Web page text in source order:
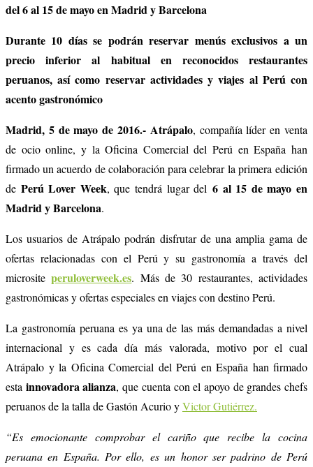
del 6 al 15 de mayo en Madrid y Barcelona
Durante 10 días se podrán reservar menús exclusivos a un
precio inferior al habitual en reconocidos restaurantes
peruanos, así como reservar actividades y viajes al Perú con
acento gastronómico
Madrid, 5 de mayo de 2016.- Atrápalo, compañía líder en venta
de ocio online, y la Oficina Comercial del Perú en España han
firmado un acuerdo de colaboración para celebrar la primera edición
de Perú Lover Week, que tendrá lugar del 6 al 15 de mayo en
Madrid y Barcelona.
Los usuarios de Atrápalo podrán disfrutar de una amplia gama de
ofertas relacionadas con el Perú y su gastronomía a través del
micrositeperuloverweek.es. Más de 30 restaurantes, actividades
gastronómicas y ofertas especiales en viajes con destino Perú.
La gastronomía peruana es ya una de las más demandadas a nivel
internacional y es cada día más valorada, motivo por el cual
Atrápalo y la Oficina Comercial del Perú en España han firmado
esta innovadora alianza, que cuenta con el apoyo de grandes chefs
peruanos de la talla de Gastón Acurio yVictor Gutiérrez.
“Es emocionante comprobar el cariño que recibe la cocina
peruana en España. Por ello, es un honor ser padrino de Perú